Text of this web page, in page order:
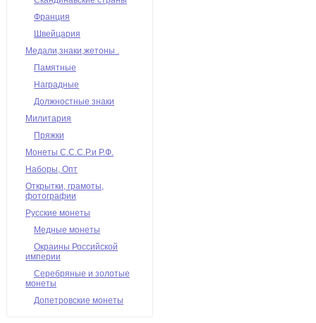
Франция
Швейцария
Медали,знаки,жетоны .
Памятные
Наградные
Должностные знаки
Милитария
Пряжки
Монеты С.С.С.Р.и Р.Ф.
Наборы, Опт
Открытки, грамоты,
фотографии
Русские монеты
Медные монеты
Окраины Российской
империи
Серебряные и золотые
монеты
Допетровские монеты